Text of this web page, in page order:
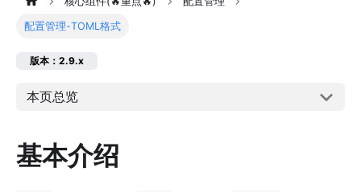
配置管理-TOML格式
版本：2.9.x
本页总览
基本介绍